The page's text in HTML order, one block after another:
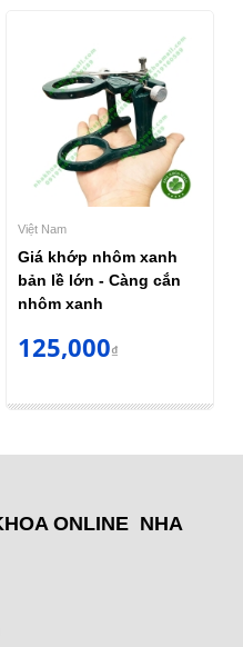
Việt Nam
Giá khớp nhôm xanh
bản lề lớn - Càng cắn
nhôm xanh
125,000₫
ONLINE NHA